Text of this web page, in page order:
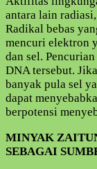
antara lain
Radikal bebas
mencuri elektron
dan sel.
DNA tersebut.
banyak pula sel
dapat
berpotensi
MINYAK
SEBAGAI